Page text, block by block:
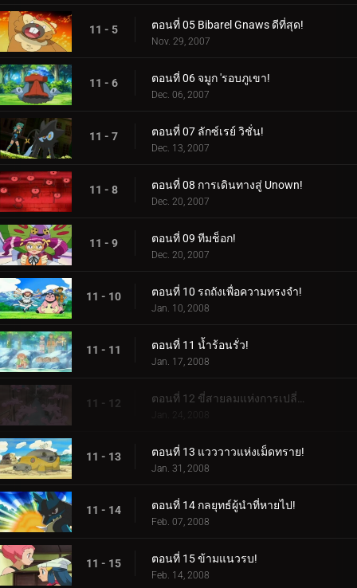
11 - 5 ตอนที่ 05 Bibarel Gnaws ดีที่สุด!
Nov. 29, 2007
11 - 6 ตอนที่ 06 จมูก 'รอบภูเขา!
Dec. 06, 2007
11 - 7 ตอนที่ 07 ลักซ์เรย์ วิชั่น!
Dec. 13, 2007
11 - 8 ตอนที่ 08 การเดินทางสู่ Unown!
Dec. 20, 2007
11 - 9 ตอนที่ 09 ทีมช็อก!
Dec. 20, 2007
11 - 10 ตอนที่ 10 รถถังเพื่อความทรงจำ!
Jan. 10, 2008
11 - 11 ตอนที่ 11 น้ำร้อนรั่ว!
Jan. 17, 2008
11 - 12
Jan. 24, 2008
11 - 13 ตอนที่ 13 แวววาวแห่งเม็ดทราย!
Jan. 31, 2008
11 - 14 ตอนที่ 14 กลยุทธ์ผู้นำที่หายไป!
Feb. 07, 2008
11 - 15 ตอนที่ 15 ข้ามแนวรบ!
Feb. 14, 2008